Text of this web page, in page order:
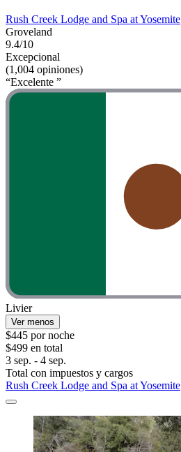
Rush Creek Lodge and Spa at Yosemite
Groveland
9.4/10
Excepcional
(1,004 opiniones)
“Excelente ”
Livier
Ver menos
$445 por noche
$499 en total
3 sep. - 4 sep.
Total con impuestos y cargos
Rush Creek Lodge and Spa at Yosemite